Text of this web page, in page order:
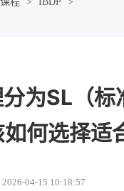
为SL（
何选择适
04-15 10:18:57